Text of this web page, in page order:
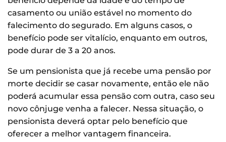
casamento ou união estável no momento do
falecimento do segurado. Em alguns casos, o
benefício pode ser vitalício, enquanto em outros,
pode durar de 3 a 20 anos.
Se um pensionista que já recebe uma pensão por
morte decidir se casar novamente, então ele não
poderá acumular essa pensão com outra, caso seu
novo cônjuge venha a falecer. Nessa situação, o
pensionista deverá optar pelo benefício que
oferecer a melhor vantagem financeira.